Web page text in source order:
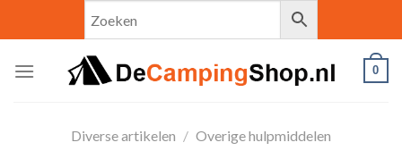
0
Diverse artikelen / Overige hulpmiddelen